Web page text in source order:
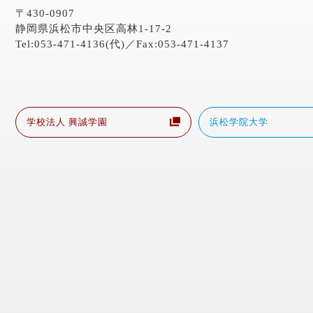
〒430-0907
静岡県浜松市中央区高林1-17-2
Tel:053-471-4136(代)／Fax:053-471-4137
学校法人 興誠学園 浜松学院大学